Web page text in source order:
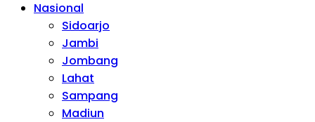
Nasional
Sidoarjo
Jambi
Jombang
Lahat
Sampang
Madiun